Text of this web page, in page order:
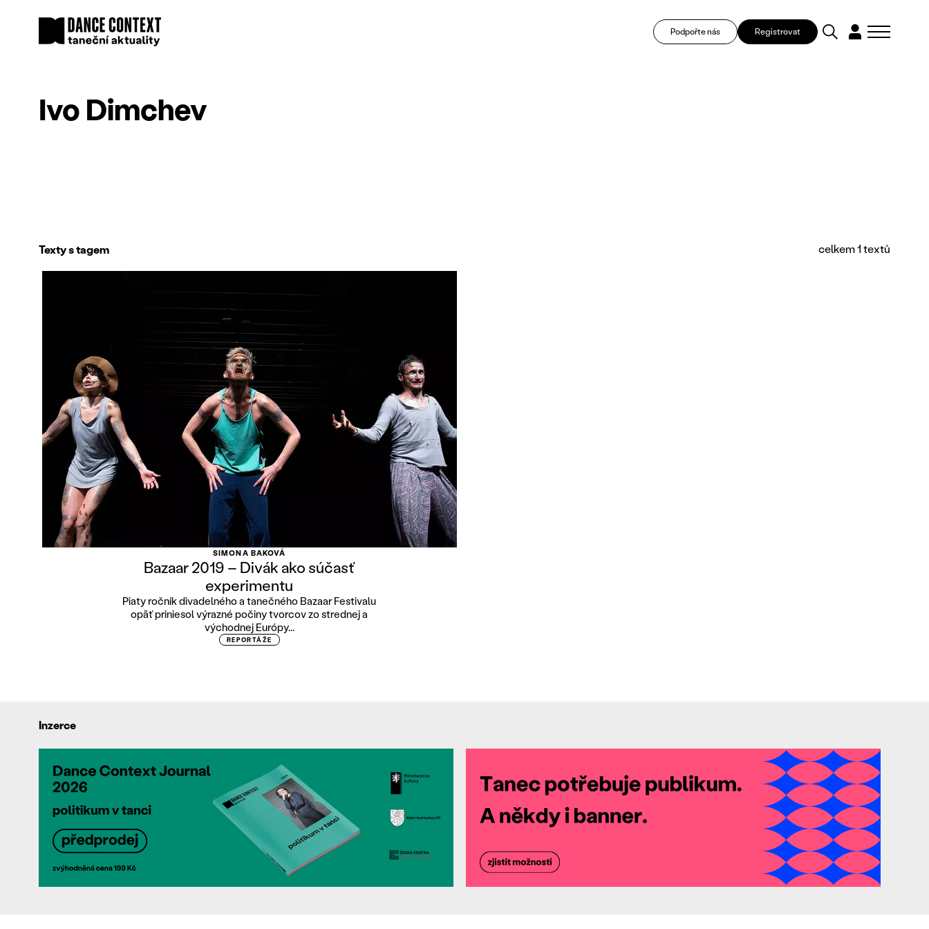
Podpořte nás Registrovat
Ivo Dimchev
Texty s tagem celkem 1 textů
SIMONA BAKOVÁ
Bazaar 2019 – Divák ako súčasť
experimentu
Piaty ročník divadelného a tanečného Bazaar Festivalu
opäť priniesol výrazné počiny tvorcov zo strednej a
východnej Európy...
REPORTÁŽE
Inzerce